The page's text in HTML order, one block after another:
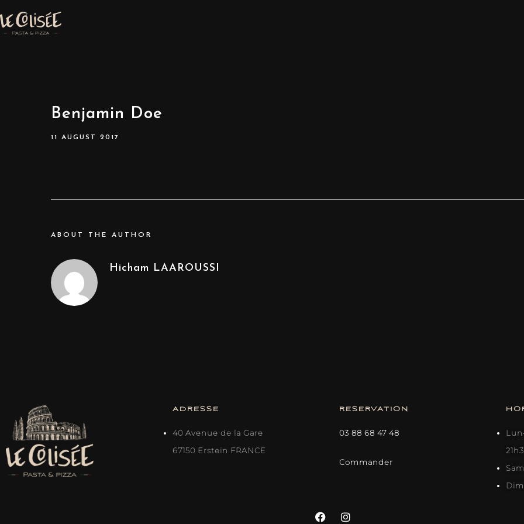
Benjamin Doe
11 AUGUST 2017
ABOUT THE AUTHOR
Hicham LAAROUSSI
ADRESSE
40 Avenue de la Gare
67150 Erstein FRANCE
RESERVATION
03 88 68 47 48
Commander